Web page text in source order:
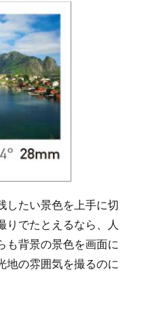
したい景色を上手に切
りでたとえるなら、人
も背景の景色を画面に
地の雰囲気を撮るのに